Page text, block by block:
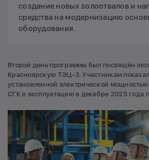
создание новых золоотвалов и
средства на модернизацию
оборудования.
Второй день программы был посвящён
Красноярскую ТЭЦ-3. Участникам
установленной электрической
СГК в эксплуатацию в декабре 2025